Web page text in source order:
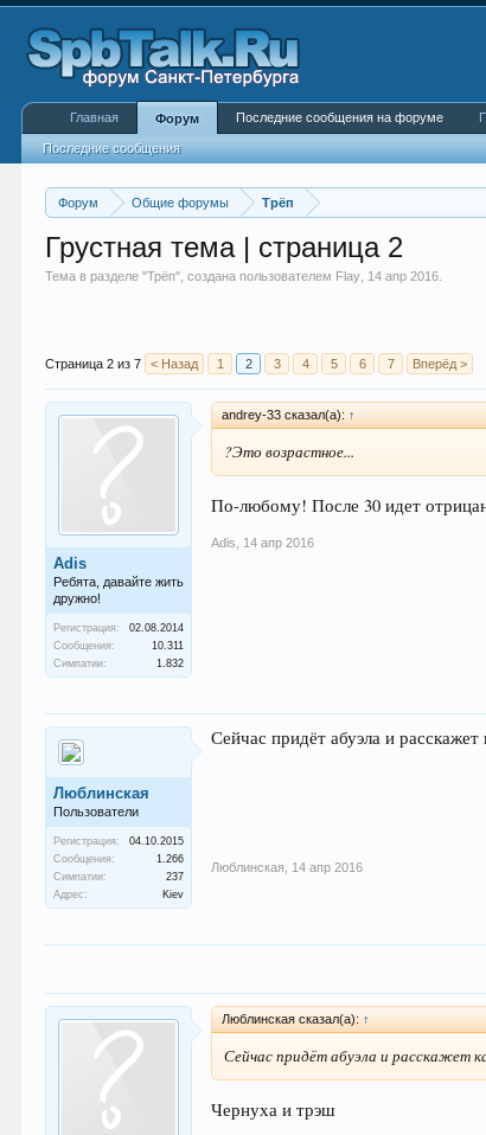
Форум Общие форумы Трёп
Грустная тема | страница 2
Тема в разделе "Трёп", создана пользователем Flay 14 апр 2016
Страница 2 из 7 < Назад 1 2 3 4 5 6 7 Вперёд >
Adis
Ребята, давайте жить
дружно!
Регистрация:
02.08.2014
Сообщения:
10.311
Симпатии:
1.832
andrey-33 сказал(а): ↑
?Это возрастное...
По-любому! После 30 идет
Adis 14 апр 2016
Люблинcкая
Пользователи
Регистрация:
04.10.2015
Сообщения:
1.266
Симпатии:
237
Адрес:
Kiev
Сейчас придёт абуэла и расскажет
Люблинcкая 14 апр 2016
Люблинcкая сказал(а): ↑
Сейчас придёт абуэла и расскажет
Чернуха и трэш
Главная Форум
Последние сообщения
Последние сообщения на форуме